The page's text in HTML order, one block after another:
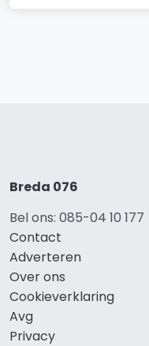
Breda 076
Bel ons: 085-04 10 177
Contact
Adverteren
Over ons
Cookieverklaring
Avg
Privacy